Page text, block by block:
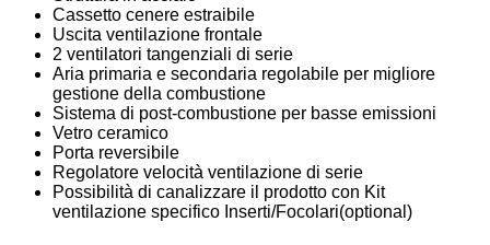
Cassetto cenere estraibile
Uscita ventilazione frontale
2 ventilatori tangenziali di serie
Aria primaria e secondaria regolabile per migliore
gestione della combustione
Sistema di post-combustione per basse emissioni
Vetro ceramico
Porta reversibile
Regolatore velocità ventilazione di serie
Possibilità di canalizzare il prodotto con Kit
ventilazione specifico Inserti/Focolari(optional)